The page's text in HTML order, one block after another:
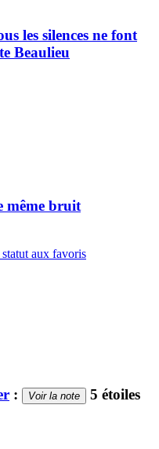
les silences ne font
Beaulieu
même bruit
aux favoris
: Voir la note 5 étoiles